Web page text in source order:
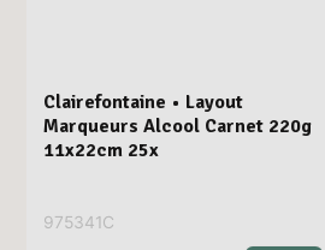
Clairefontaine • Layout
Marqueurs Alcool Carnet 220g
11x22cm 25x
975341C